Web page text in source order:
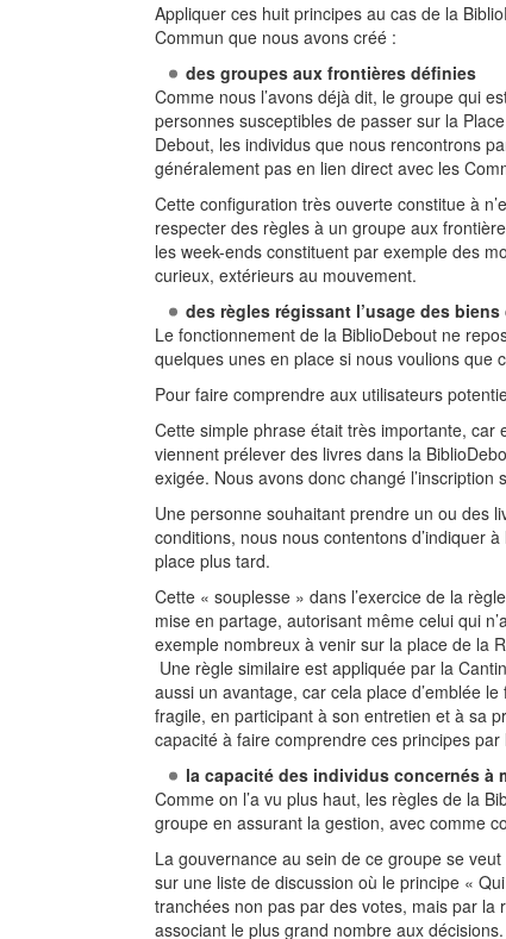
Appliquer ces huit principes au cas de la
Commun que nous avons créé :
des groupes aux frontières définies
Comme nous l’avons déjà dit, le groupe qui
personnes susceptibles de passer sur la
Debout, les individus que nous rencontrons
généralement pas en lien direct avec les
Cette configuration très ouverte constitue à
respecter des règles à un groupe aux
les week-ends constituent par exemple des
curieux, extérieurs au mouvement.
des règles régissant l’usage des
Le fonctionnement de la BiblioDebout ne
quelques unes en place si nous voulions que
Pour faire comprendre aux utilisateurs
Cette simple phrase était très importante, car
viennent prélever des livres dans la
exigée. Nous avons donc changé
Une personne souhaitant prendre un ou des
conditions, nous nous contentons d’indiquer
place plus tard.
Cette « souplesse » dans l’exercice de la
mise en partage, autorisant même celui qui
exemple nombreux à venir sur la place de la
Une règle similaire est appliquée par la
aussi un avantage, car cela place d’emblée
fragile, en participant à son entretien et à sa
capacité à faire comprendre ces principes
la capacité des individus concernés à
Comme on l’a vu plus haut, les règles de la
groupe en assurant la gestion, avec comme
La gouvernance au sein de ce groupe se
sur une liste de discussion où le principe «
tranchées non pas par des votes, mais par la
associant le plus grand nombre aux décisions.